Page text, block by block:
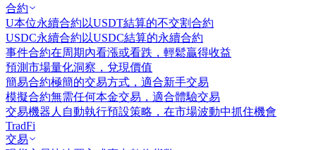
合約
U本位永續合約 以USDT結算的不交割合約
USDC永續合約 以USDC結算的永續合約
事件合約在周期內看漲或看跌，輕鬆贏得收益
預測市場量化洞察，兌現價值
簡易合約極簡的交易方式，適合新手交易
模擬合約無需任何本金交易，適合體驗交易
交易機器人 自動執行預設策略，在市場波動中抓住機會
TradFi
交易